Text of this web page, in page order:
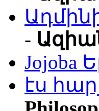
-
Jojoba
էս